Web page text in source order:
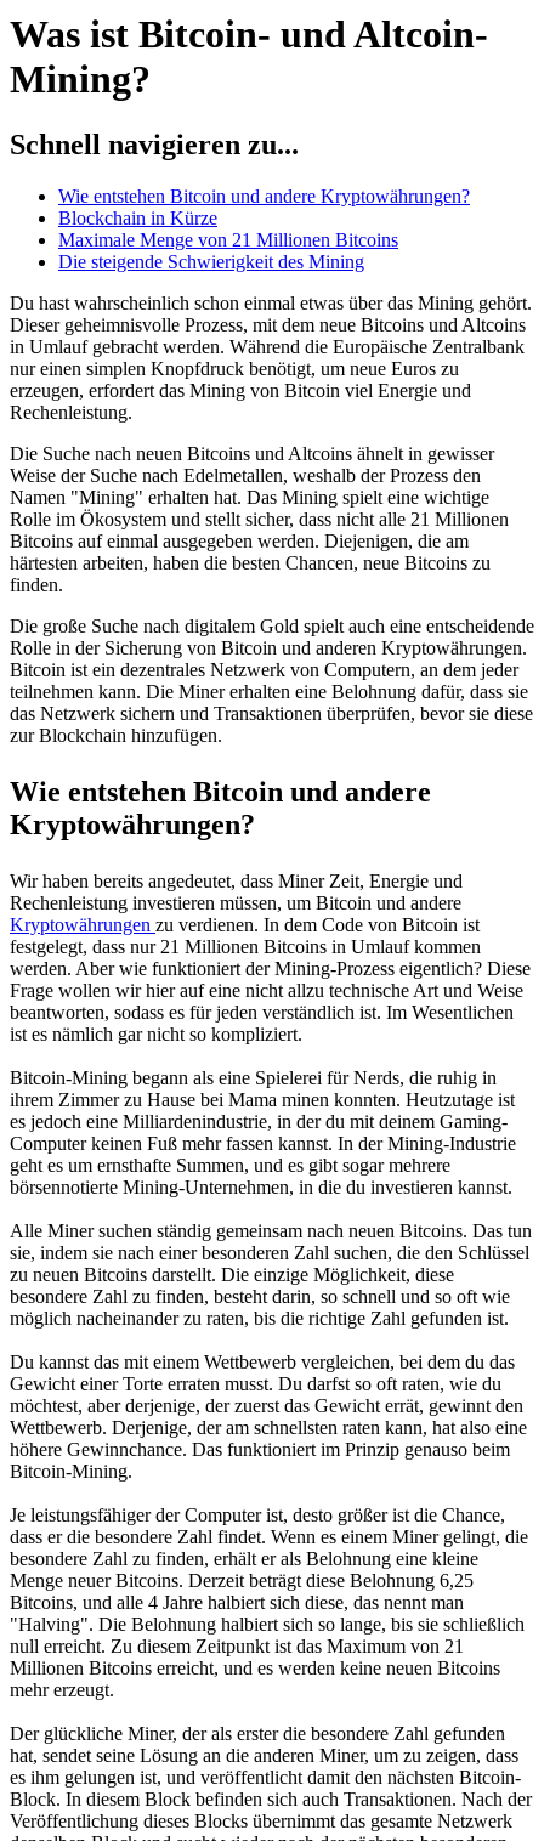
Was ist Bitcoin- und Altcoin-
Mining?
Schnell navigieren zu...
Wie entstehen Bitcoin und andere Kryptowährungen?
Blockchain in Kürze
Maximale Menge von 21 Millionen Bitcoins
Die steigende Schwierigkeit des Mining
Du hast wahrscheinlich schon einmal etwas über das Mining gehört.
Dieser geheimnisvolle Prozess, mit dem neue Bitcoins und Altcoins
in Umlauf gebracht werden. Während die Europäische Zentralbank
nur einen simplen Knopfdruck benötigt, um neue Euros zu
erzeugen, erfordert das Mining von Bitcoin viel Energie und
Rechenleistung.
Die Suche nach neuen Bitcoins und Altcoins ähnelt in gewisser
Weise der Suche nach Edelmetallen, weshalb der Prozess den
Namen "Mining" erhalten hat. Das Mining spielt eine wichtige
Rolle im Ökosystem und stellt sicher, dass nicht alle 21 Millionen
Bitcoins auf einmal ausgegeben werden. Diejenigen, die am
härtesten arbeiten, haben die besten Chancen, neue Bitcoins zu
finden.
Die große Suche nach digitalem Gold spielt auch eine entscheidende
Rolle in der Sicherung von Bitcoin und anderen Kryptowährungen.
Bitcoin ist ein dezentrales Netzwerk von Computern, an dem jeder
teilnehmen kann. Die Miner erhalten eine Belohnung dafür, dass sie
das Netzwerk sichern und Transaktionen überprüfen, bevor sie diese
zur Blockchain hinzufügen.
Wie entstehen Bitcoin und andere
Kryptowährungen?
Wir haben bereits angedeutet, dass Miner Zeit, Energie und
Rechenleistung investieren müssen, um Bitcoin und andere
Kryptowährungen zu verdienen. In dem Code von Bitcoin ist
festgelegt, dass nur 21 Millionen Bitcoins in Umlauf kommen
werden. Aber wie funktioniert der Mining-Prozess eigentlich? Diese
Frage wollen wir hier auf eine nicht allzu technische Art und Weise
beantworten, sodass es für jeden verständlich ist. Im Wesentlichen
ist es nämlich gar nicht so kompliziert.
Bitcoin-Mining begann als eine Spielerei für Nerds, die ruhig in
ihrem Zimmer zu Hause bei Mama minen konnten. Heutzutage ist
es jedoch eine Milliardenindustrie, in der du mit deinem Gaming-
Computer keinen Fuß mehr fassen kannst. In der Mining-Industrie
geht es um ernsthafte Summen, und es gibt sogar mehrere
börsennotierte Mining-Unternehmen, in die du investieren kannst.
Alle Miner suchen ständig gemeinsam nach neuen Bitcoins. Das tun
sie, indem sie nach einer besonderen Zahl suchen, die den Schlüssel
zu neuen Bitcoins darstellt. Die einzige Möglichkeit, diese
besondere Zahl zu finden, besteht darin, so schnell und so oft wie
möglich nacheinander zu raten, bis die richtige Zahl gefunden ist.
Du kannst das mit einem Wettbewerb vergleichen, bei dem du das
Gewicht einer Torte erraten musst. Du darfst so oft raten, wie du
möchtest, aber derjenige, der zuerst das Gewicht errät, gewinnt den
Wettbewerb. Derjenige, der am schnellsten raten kann, hat also eine
höhere Gewinnchance. Das funktioniert im Prinzip genauso beim
Bitcoin-Mining.
Je leistungsfähiger der Computer ist, desto größer ist die Chance,
dass er die besondere Zahl findet. Wenn es einem Miner gelingt, die
besondere Zahl zu finden, erhält er als Belohnung eine kleine
Menge neuer Bitcoins. Derzeit beträgt diese Belohnung 6,25
Bitcoins, und alle 4 Jahre halbiert sich diese, das nennt man
"Halving". Die Belohnung halbiert sich so lange, bis sie schließlich
null erreicht. Zu diesem Zeitpunkt ist das Maximum von 21
Millionen Bitcoins erreicht, und es werden keine neuen Bitcoins
mehr erzeugt.
Der glückliche Miner, der als erster die besondere Zahl gefunden
hat, sendet seine Lösung an die anderen Miner, um zu zeigen, dass
es ihm gelungen ist, und veröffentlicht damit den nächsten Bitcoin-
Block. In diesem Block befinden sich auch Transaktionen. Nach der
Veröffentlichung dieses Blocks übernimmt das gesamte Netzwerk